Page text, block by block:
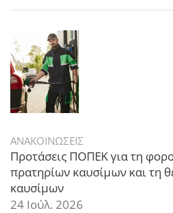
ΑΝΑΚΟΙΝΩΣΕΙΣ
Προτάσεις ΠΟΠΕΚ για τη
πρατηρίων καυσίμων και τη
καυσίμων
24 Ιούλ. 2026